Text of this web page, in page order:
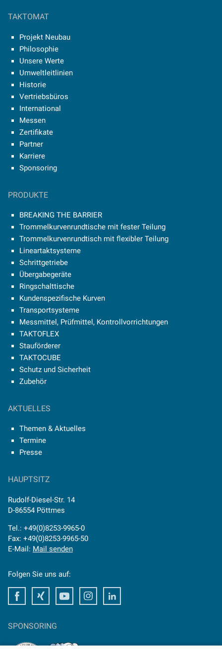
TAKTOMAT
Projekt Neubau
Philosophie
Unsere Werte
Umweltleitlinien
Historie
Vertriebsbüros
International
Messen
Zertifikate
Partner
Karriere
Sponsoring
PRODUKTE
BREAKING THE BARRIER
Trommelkurvenrundtische mit fester Teilung
Trommelkurvenrundtisch mit flexibler Teilung
Lineartaktsysteme
Schrittgetriebe
Übergabegeräte
Ringschalttische
Kundenspezifische Kurven
Transportsysteme
Messmittel, Prüfmittel, Kontrollvorrichtungen
TAKTOFLEX
Stauförderer
TAKTOCUBE
Schutz und Sicherheit
Zubehör
AKTUELLES
Themen & Aktuelles
Termine
Presse
HAUPTSITZ
Rudolf-Diesel-Str. 14
D-86554 Pöttmes
Tel.: +49(0)8253-9965-0
Fax: +49(0)8253-9965-50
E-Mail: Mail senden
Folgen Sie uns auf:
FacebookXing Youtube Instagram
SPONSORING